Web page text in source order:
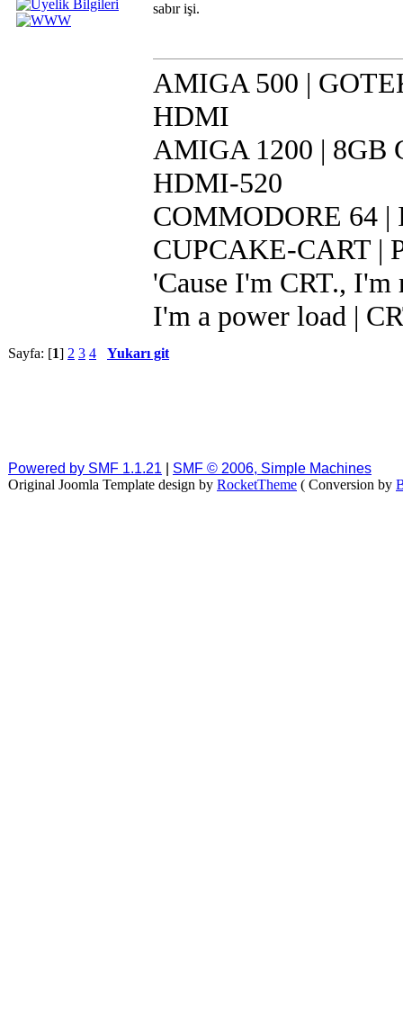
sabır işi.
AMIGA 500 |
HDMI
AMIGA 1200 | 8GB
HDMI-520
COMMODORE 64 |
CUPCAKE-CART |
'Cause I'm CRT.,
I'm a power load |
Sayfa: [1] 2 3 4 Yukarı git
Powered by SMF 1.1.21
SMF © 2006, Simple Machines
Original Joomla Template design by RocketTheme ( Conversion by